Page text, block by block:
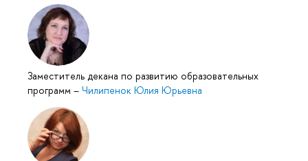
Заместитель декана по развитию образовательных
программ – Чилипенок Юлия Юрьевна